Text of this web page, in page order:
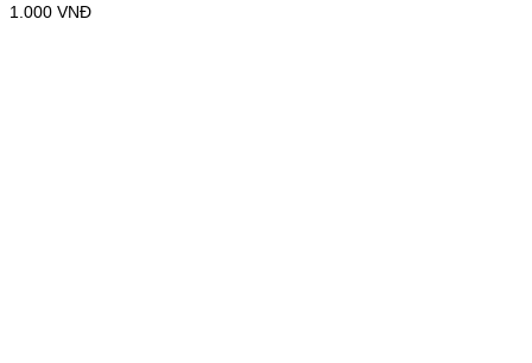
1.000 VNĐ